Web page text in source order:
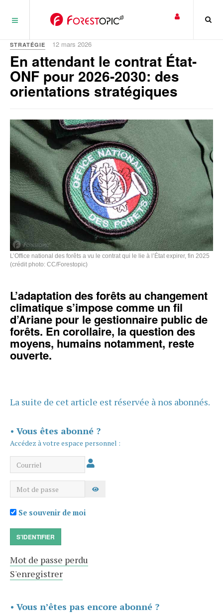
STRATÉGIE 12 mars 2026
En attendant le contrat État-
ONF pour 2026-2030: des
orientations stratégiques
L’Office national des forêts a vu le contrat qui le lie à l’État expirer, fin 2025
(crédit photo: CC/Forestopic)
L’adaptation des forêts au changement
climatique s’impose comme un fil
d’Ariane pour le gestionnaire public de
forêts. En corollaire, la question des
moyens, humains notamment, reste
ouverte.
La suite de cet article est réservée à nos abonnés.
• Vous êtes abonné ?
Accédez à votre espace personnel :
Courriel
Mot de passe AFFICHER LE MOT DE PASSE
Se souvenir de moi
S'IDENTIFIER
Mot de passe perdu
S'enregistrer
• Vous n’êtes pas encore abonné ?